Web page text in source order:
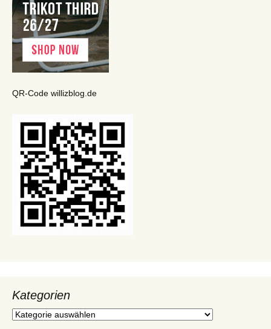
QR-Code willizblog.de
Kategorien
Kategorien